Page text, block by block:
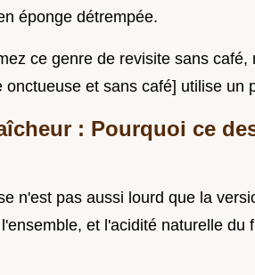
éponge détrempée.
ce genre de revisite sans
onctueuse et sans café] utilise un
: Pourquoi ce
n'est pas aussi lourd que la
et l'acidité naturelle du